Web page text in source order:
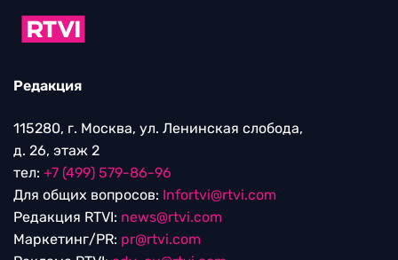
Редакция
115280, г. Москва, ул. Ленинская слобода,
д. 26, этаж 2
тел: +7 (499) 579-86-96
Для общих вопросов: Infortvi@rtvi.com
Редакция RTVI: news@rtvi.com
Маркетинг/PR: pr@rtvi.com